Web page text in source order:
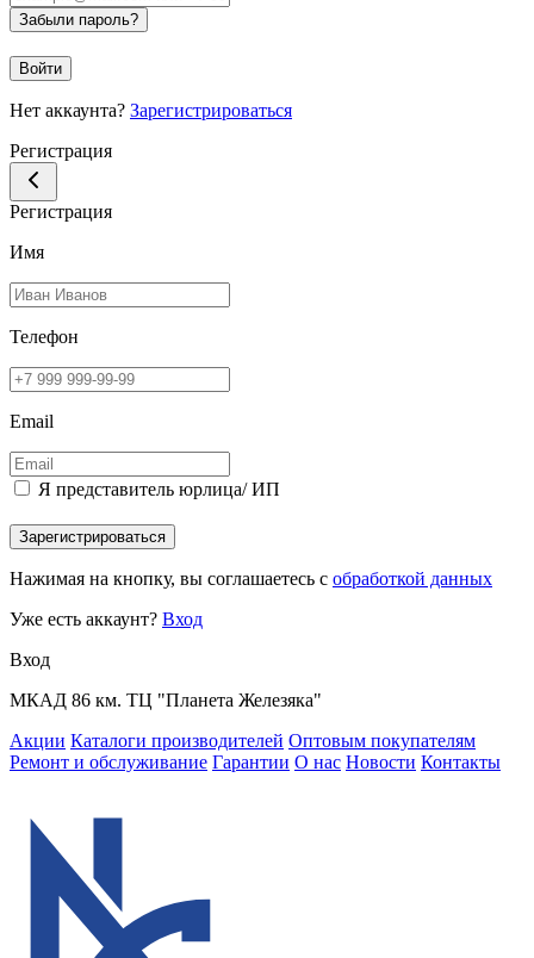
Забыли пароль?
Войти
Нет аккаунта? Зарегистрироваться
Регистрация
Регистрация
Имя
Телефон
Email
Я представитель юрлица/ ИП
Зарегистрироваться
Нажимая на кнопку, вы соглашаетесь с обработкой данных
Уже есть аккаунт? Вход
Вход
МКАД 86 км. ТЦ "Планета Железяка"
Акции Каталоги производителей Оптовым покупателям
Ремонт и обслуживание Гарантии О нас Новости Контакты